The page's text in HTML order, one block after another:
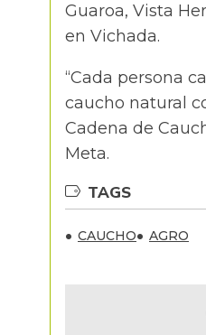
Guaroa, Vista
en Vichada.
“Cada persona
caucho natural
Cadena de
Meta.
TAGS
CAUCHO AGRO